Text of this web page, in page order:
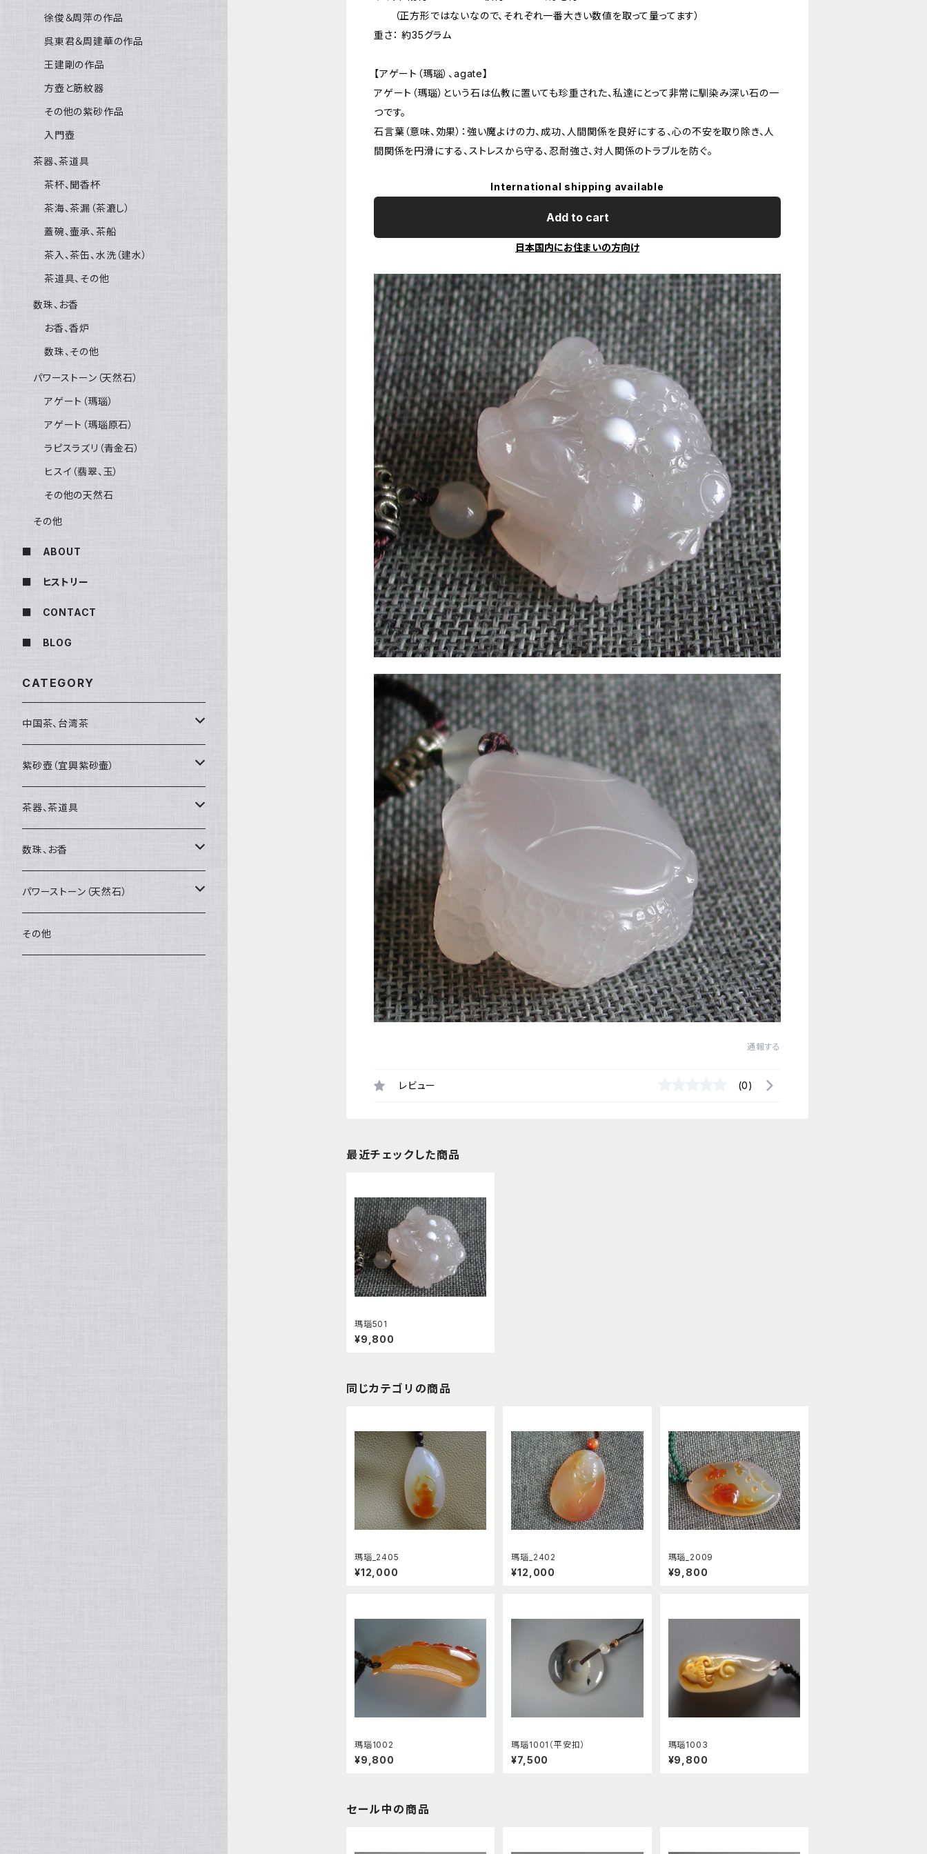
（正方形ではないなので、それぞれ一番大きい数値を取って量ってます）
重さ： 約35グラム
【アゲート（瑪瑙）、agate】
アゲート（瑪瑙）という石は仏教に置いても珍重された、私達にとって非常に馴染み深い石の一
つです。
石言葉（意味、効果）：強い魔よけの力、成功、人間関係を良好にする、心の不安を取り除き、人
間関係を円滑にする、ストレスから守る、忍耐強さ、対人関係のトラブルを防ぐ。
International shipping available
Add to cart
日本国内にお住まいの方向け
通報する
レビュー (0)
最近チェックした商品
瑪瑙501
¥9,800
同じカテゴリの商品
瑪瑙_2405
¥12,000
瑪瑙_2402
¥12,000
瑪瑙_2009
¥9,800
瑪瑙1002
¥9,800
瑪瑙1001（平安扣）
¥7,500
瑪瑙1003
¥9,800
セール中の商品
徐俊＆周萍の作品
呉東君＆周建華の作品
王建剛の作品
方壺と筋紋器
その他の紫砂作品
入門壺
茶器、茶道具
茶杯、聞香杯
茶海、茶漏（茶漉し）
蓋碗、壷承、茶船
茶入、茶缶、水洗（建水）
茶道具、その他
数珠、お香
お香、香炉
数珠、その他
パワーストーン（天然石）
アゲート（瑪瑙）
アゲート（瑪瑙原石）
ラピスラズリ（青金石）
ヒスイ（翡翠、玉）
その他の天然石
その他
■ ABOUT
■ ヒストリー
■ CONTACT
■ BLOG
CATEGORY
中国茶、台湾茶
烏龍茶（ウーロン茶）
黒茶（緊圧茶、普洱茶）
紅茶、白茶、緑茶
茶外茶、工藝茶、その他
紫砂壺（宜興紫砂壷）
大師、名人、高工の作品
周菊英（高級工藝美術師）
高級工藝美術師の作品
王柯鈞（高級工藝美術師）
茶器、茶道具
茶杯、聞香杯
茶海、茶漏（茶漉し）
蓋碗、壷承、茶船
数珠、お香
お香、香炉
数珠、その他
パワーストーン（天然石）
アゲート（瑪瑙）
その他